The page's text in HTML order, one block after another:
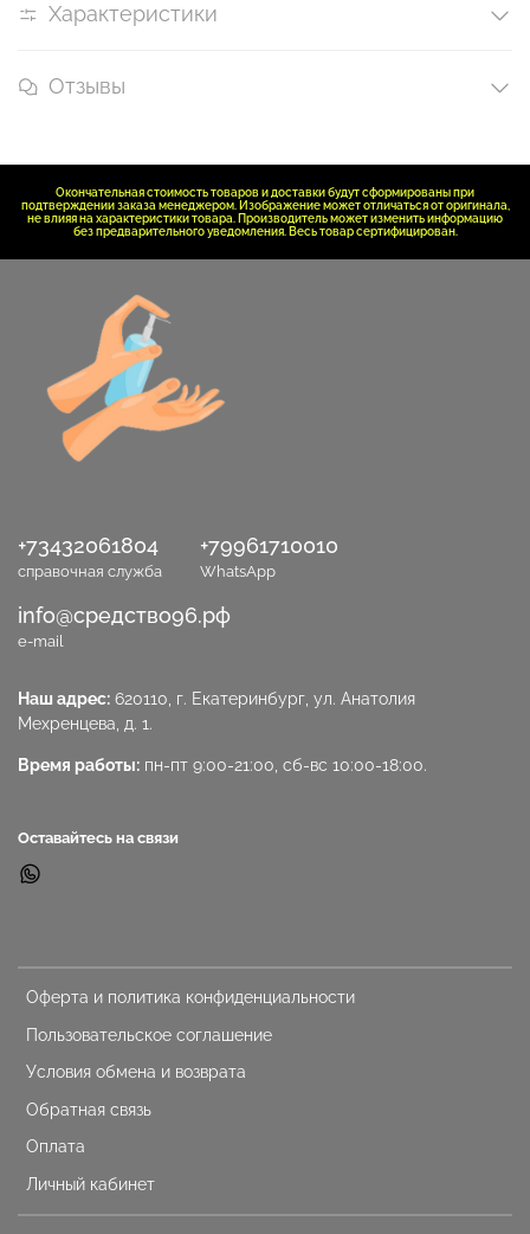
Характеристики
Отзывы
Окончательная стоимость товаров и доставки будут сформированы при
подтверждении заказа менеджером. Изображение может отличаться от оригинала,
не влияя на характеристики товара. Производитель может изменить информацию
без предварительного уведомления. Весь товар сертифицирован.
Оферта и политика конфиденциальности
Пользовательское соглашение
Условия обмена и возврата
Обратная связь
Оплата
Личный кабинет
+73432061804
справочная служба
+79961710010
WhatsApp
info@средство96.рф
e-mail
Наш адрес: 620110, г. Екатеринбург, ул. Анатолия
Мехренцева, д. 1.
Время работы: пн-пт 9:00-21:00, сб-вс 10:00-18:00.
Оставайтесь на связи